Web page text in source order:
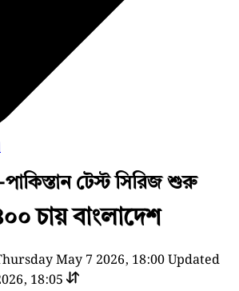
টেস্ট সিরিজ শুরু
চায় বাংলাদেশ
May 7 2026, 18:00Updated
18:05